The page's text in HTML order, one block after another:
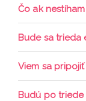
Pripojenie
prihlásiť do
Čo ak
Každá trieda
Bude sa trieda
Triedy sa
Viem sa
Áno,
Budú po